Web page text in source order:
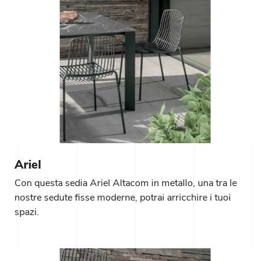
Ariel
Con questa sedia Ariel Altacom in metallo, una tra le
nostre sedute fisse moderne, potrai arricchire i tuoi
spazi.